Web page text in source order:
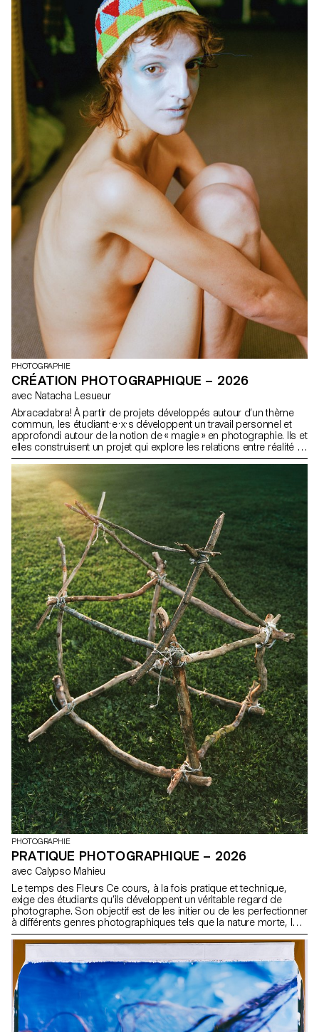
les différents éléments scéniques de manière totale et d’inviter les
spectateur.ices à se déplacer et ressentir le live dans sa globalité.
Cinq groupes transversaux de créations, ayant tous une base
sonore différente, ont été encadrés par Jean-Vincent Simonet et
Léonard Guyot pour produire des images et les tester au fur et à
mesure de la semaine sur le dispositif, qui lui a été développé,
mis en place et opérer par un sixième groupe sous la supervision
de Florian Pittet, Matthieu Minguet et Achille Masson.
PHOTOGRAPHIE
CRÉATION PHOTOGRAPHIQUE – 2026
avec Natacha Lesueur
Abracadabra! À partir de projets développés autour d’un thème
commun, les étudiant·e·x·s développent un travail personnel et
approfondi autour de la notion de « magie » en photographie. Ils et
elles construisent un projet qui explore les relations entre réalité et
imaginaire, en mobilisant la photographie comme un outil de
révélation, de transformation et d’interprétation du réel.
PHOTOGRAPHIE
PRATIQUE PHOTOGRAPHIQUE – 2026
avec Calypso Mahieu
Le temps des Fleurs Ce cours, à la fois pratique et technique,
exige des étudiants qu’ils développent un véritable regard de
photographe. Son objectif est de les initier ou de les perfectionner
à différents genres photographiques tels que la nature morte, le
portrait, l’architecture, mais aussi le documentaire et la mise en
scène. Ces disciplines demandent une attention particulière et
une grande rigueur dans le choix des modèles, des lieux et des
objets. La maîtrise de la composition, du cadrage et de la gestion
de la lumière, qu’elle soit naturelle ou artificielle, est essentielle
pour réussir chaque prise de vue. Tout au long du cours, les
élèves sont amenés à affiner leur sens de l’observation et leur
capacité à construire des images à la fois précises et
expressives.